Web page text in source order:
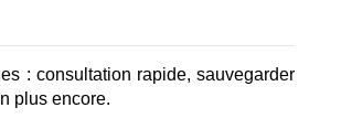
: consultation rapide, sauvegarder
plus encore.